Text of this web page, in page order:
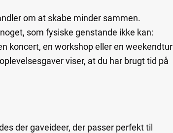
om at skabe minder sammen.
som fysiske genstande ikke kan:
koncert, en workshop eller en weekendtur
viser, at du har brugt tid på
der gaveideer, der passer perfekt til